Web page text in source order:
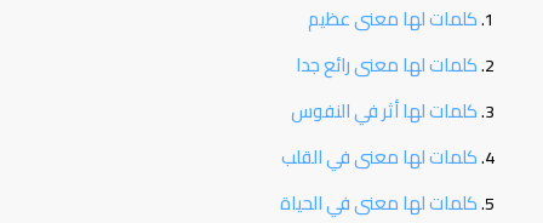
كلمات لها معنى عظيم
كلمات لها معنى رائع جدا
كلمات لها أثر في النفوس
كلمات لها معنى في القلب
كلمات لها معنى في الحياة